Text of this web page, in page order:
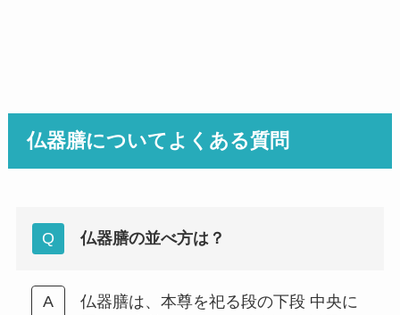
仏器膳についてよくある質問
仏器膳の並べ方は？
仏器膳は、本尊を祀る段の下段 中央に